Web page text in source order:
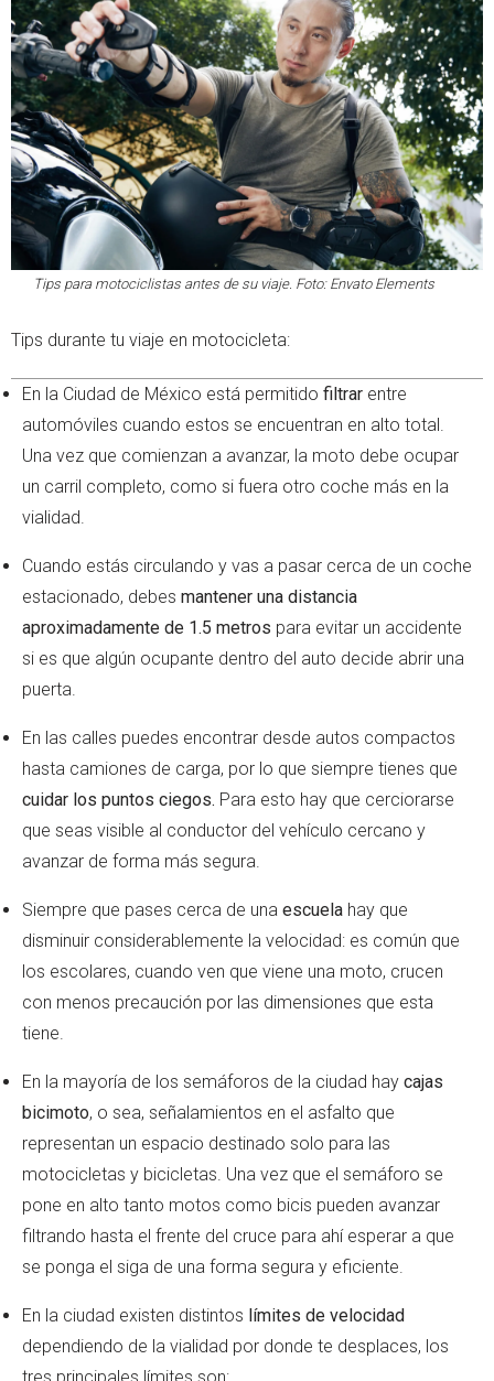
Tips para motociclistas antes de su viaje. Foto: Envato Elements
Tips durante tu viaje en motocicleta:
En la Ciudad de México está permitido filtrar entre
automóviles cuando estos se encuentran en alto total.
Una vez que comienzan a avanzar, la moto debe ocupar
un carril completo, como si fuera otro coche más en la
vialidad.
Cuando estás circulando y vas a pasar cerca de un coche
estacionado, debes mantener una distancia
aproximadamente de 1.5 metros para evitar un accidente
si es que algún ocupante dentro del auto decide abrir una
puerta.
En las calles puedes encontrar desde autos compactos
hasta camiones de carga, por lo que siempre tienes que
cuidar los puntos ciegos. Para esto hay que cerciorarse
que seas visible al conductor del vehículo cercano y
avanzar de forma más segura.
Siempre que pases cerca de una escuela hay que
disminuir considerablemente la velocidad: es común que
los escolares, cuando ven que viene una moto, crucen
con menos precaución por las dimensiones que esta
tiene.
En la mayoría de los semáforos de la ciudad hay cajas
bicimoto, o sea, señalamientos en el asfalto que
representan un espacio destinado solo para las
motocicletas y bicicletas. Una vez que el semáforo se
pone en alto tanto motos como bicis pueden avanzar
filtrando hasta el frente del cruce para ahí esperar a que
se ponga el siga de una forma segura y eficiente.
En la ciudad existen distintos límites de velocidad
dependiendo de la vialidad por donde te desplaces, los